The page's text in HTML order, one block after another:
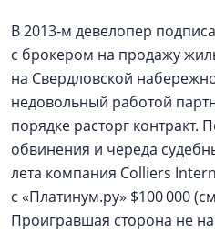
В 2013‑м девелопер
с брокером на продажу
на Свердловской
недовольный работой
порядке расторг
обвинения и череда
лета компания Colliers
с «Платинум.ру» $100 000
Проигравшая сторона не